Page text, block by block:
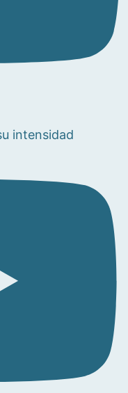
intensidad